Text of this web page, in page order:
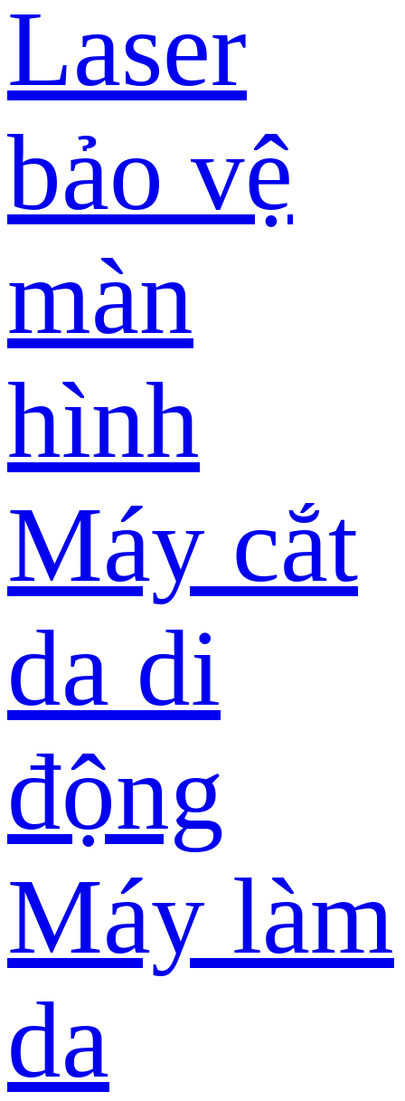
Laser
bảo vệ
màn
hình
Máy cắt
da di
động
Máy làm
da